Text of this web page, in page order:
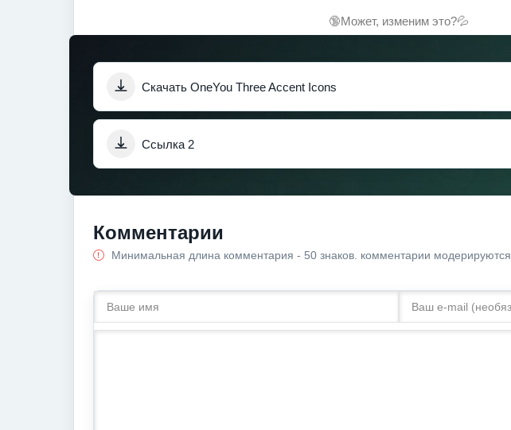
🔞Может, изменим это?💦
Скачать OneYou Three Accent Icons
Ссылка 2
Комментарии
Минимальная длина комментария - 50 знаков. комментарии модерируются